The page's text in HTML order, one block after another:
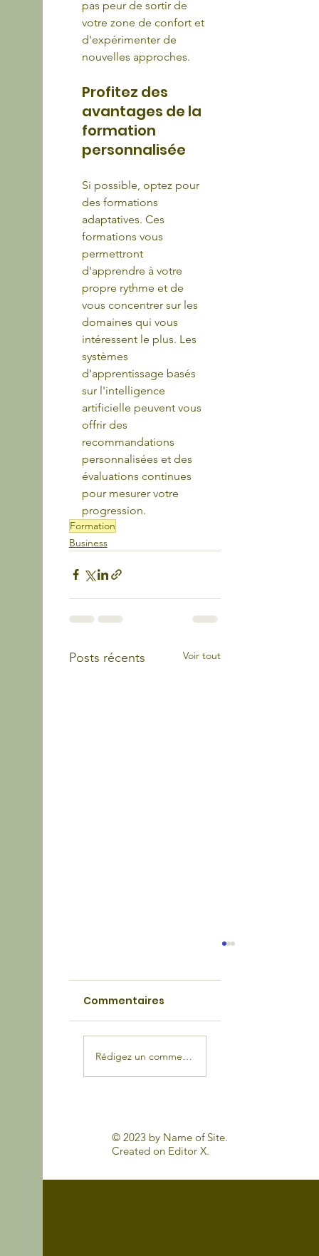
pas peur de sortir de
votre zone de confort et
d'expérimenter de
nouvelles approches.
Profitez des
avantages de la
formation
personnalisée
Si possible, optez pour
des formations
adaptatives. Ces
formations vous
permettront
d'apprendre à votre
propre rythme et de
vous concentrer sur les
domaines qui vous
intéressent le plus. Les
systèmes
d'apprentissage basés
sur l'intelligence
artificielle peuvent vous
offrir des
recommandations
personnalisées et des
évaluations continues
pour mesurer votre
progression.
Formation
Business
Posts récents Voir tout
internet pour son entreprise en
2023
Commentaires
Rédigez un commentaire...
© 2023 by Name of Site.
Created on Editor X.